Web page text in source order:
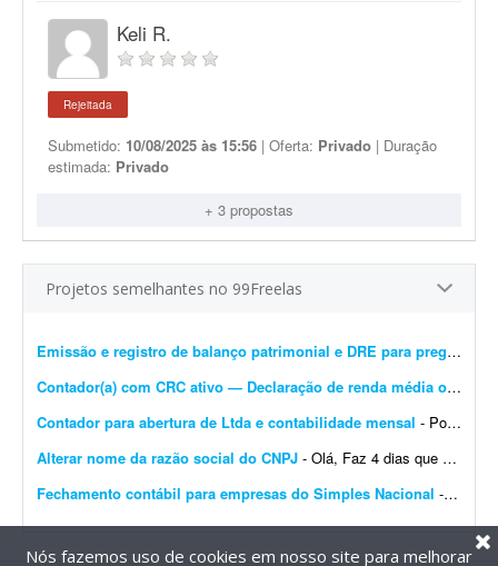
Keli R.
Rejeitada
Submetido: 10/08/2025 às 15:56 | Oferta: Privado | Duração
estimada: Privado
+ 3 propostas
Projetos semelhantes no 99Freelas
Emissão e registro de balanço patrimonial e DRE para pregão
Contador(a) com CRC ativo — Declaração de renda média ou DECORE para PROUNI
Contador para abertura de Ltda e contabilidade mensal - Português: Procuro um contador ou escritório de contabilidade para uma Ltda em constituição no Rio de Janeiro, com sócio estrangeiro não residente (belga)....
Alterar nome da razão social do CNPJ - Olá, Faz 4 dias que abri um CNPJ novo no Simples Nacional. Precisei abrir uma conta no TikTok e o CPF aparece com meu nome de casada; por isso houve divergência no nome registrado na ...
Fechamento contábil para empresas do Simples Nacional - - Fechamento contábil de 30 empresas do Simples Nacional, referente a 2025. - Entrega com contas conciliadas e demonstrativo de composição de contas. - Empresas prestadoras de ...
Nós fazemos uso de cookies em nosso site para melhorar